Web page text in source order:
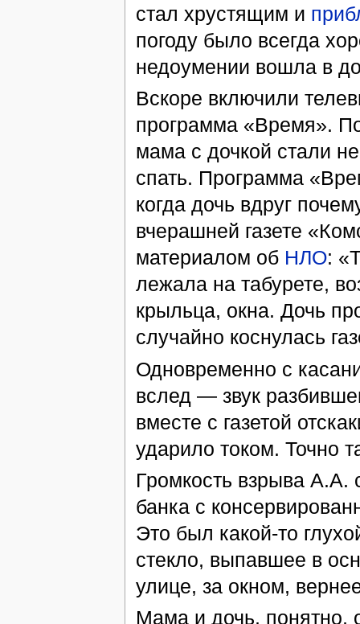
стал хрустящим и
погоду было всегда
недоумении вошла в
Вскоре включили
программа «Время».
мама с дочкой стали
спать. Программа
когда дочь вдруг
вчерашней газете
материалом об НЛО:
лежала на табурете,
крыльца, окна. Дочь
случайно коснулась
Одновременно с
вслед — звук
вместе с газетой
ударило током. Точно
Громкость взрыва А.А.
банка с
Это был какой-то
стекло, выпавшее в
улице, за окном,
Мама и дочь, понятно,